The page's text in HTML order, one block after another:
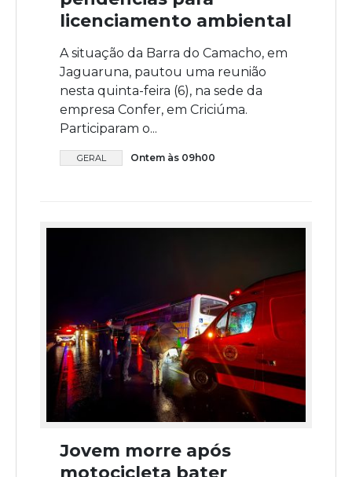
licenciamento ambiental
A situação da Barra do Camacho, em
Jaguaruna, pautou uma reunião
nesta quinta-feira (6), na sede da
empresa Confer, em Criciúma.
Participaram o...
GERAL Ontem às 09h00
Jovem morre após
motocicleta bater